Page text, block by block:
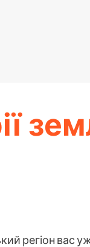
регіон вас